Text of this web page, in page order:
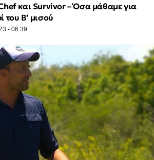
και Survivor – Όσα μάθαμε για
του Β’ μισού
- 06:39